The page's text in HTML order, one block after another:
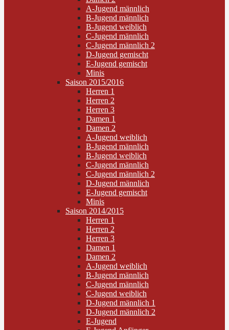
A-Jugend männlich
B-Jugend männlich
B-Jugend weiblich
C-Jugend männlich
C-Jugend männlich 2
D-Jugend gemischt
E-Jugend gemischt
Minis
Saison 2015/2016
Herren 1
Herren 2
Herren 3
Damen 1
Damen 2
A-Jugend weiblich
B-Jugend männlich
B-Jugend weiblich
C-Jugend männlich
C-Jugend männlich 2
D-Jugend männlich
E-Jugend gemischt
Minis
Saison 2014/2015
Herren 1
Herren 2
Herren 3
Damen 1
Damen 2
A-Jugend weiblich
B-Jugend männlich
C-Jugend männlich
C-Jugend weiblich
D-Jugend männlich 1
D-Jugend männlich 2
E-Jugend